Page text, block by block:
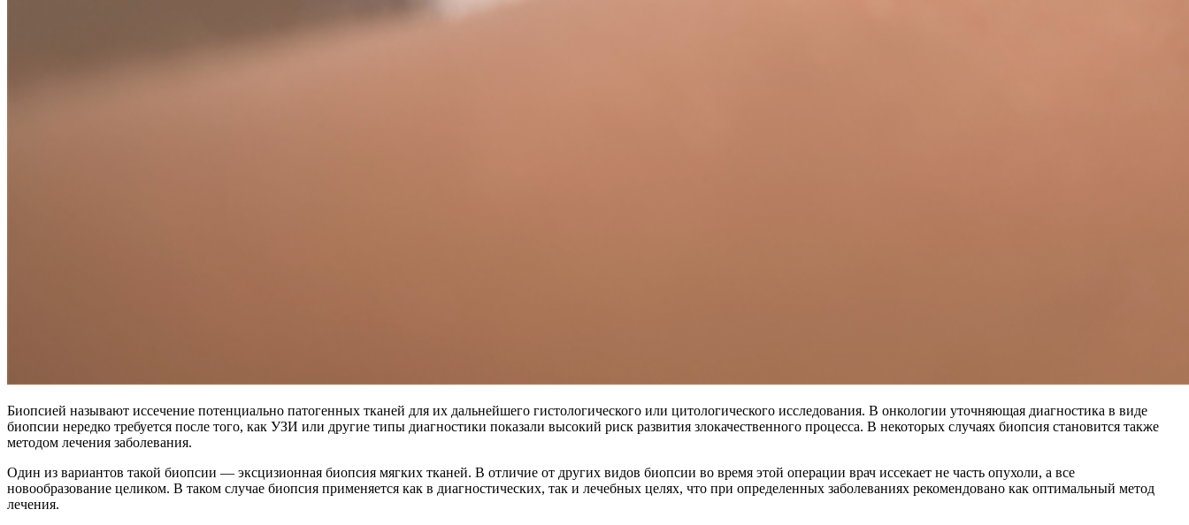
Биопсией называют иссечение потенциально патогенных тканей для их дальнейшего гистологического или цитологического исследования. В онкологии уточняющая диагностика в виде
биопсии нередко требуется после того, как УЗИ или другие типы диагностики показали высокий риск развития злокачественного процесса. В некоторых случаях биопсия становится также
методом лечения заболевания.
Один из вариантов такой биопсии — эксцизионная биопсия мягких тканей. В отличие от других видов биопсии во время этой операции врач иссекает не часть опухоли, а все
новообразование целиком. В таком случае биопсия применяется как в диагностических, так и лечебных целях, что при определенных заболеваниях рекомендовано как оптимальный метод
лечения.